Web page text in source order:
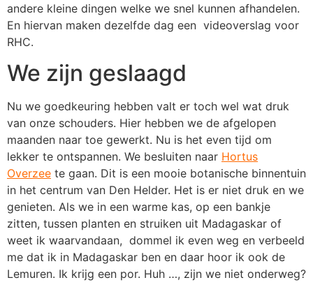
andere kleine dingen welke we snel kunnen afhandelen.
En hiervan maken dezelfde dag een videoverslag voor
RHC.
We zijn geslaagd
Nu we goedkeuring hebben valt er toch wel wat druk
van onze schouders. Hier hebben we de afgelopen
maanden naar toe gewerkt. Nu is het even tijd om
lekker te ontspannen. We besluiten naar Hortus
Overzee te gaan. Dit is een mooie botanische binnentuin
in het centrum van Den Helder. Het is er niet druk en we
genieten. Als we in een warme kas, op een bankje
zitten, tussen planten en struiken uit Madagaskar of
weet ik waarvandaan, dommel ik even weg en verbeeld
me dat ik in Madagaskar ben en daar hoor ik ook de
Lemuren. Ik krijg een por. Huh …, zijn we niet onderweg?